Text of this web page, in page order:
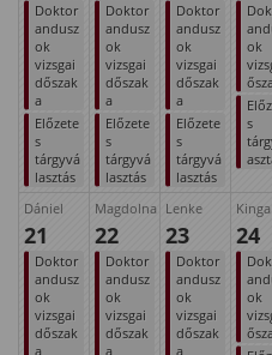
Doktor
andusz
ok
vizsgai
dőszak
a
Előzete
s
tárgyvá
lasztás
Doktor
andusz
ok
vizsgai
dőszak
a
Előzete
s
tárgyvá
lasztás
Doktor
andusz
ok
vizsgai
dőszak
a
Előzete
s
tárgyvá
lasztás
ok
s
Dániel
21
Doktor
andusz
ok
vizsgai
dőszak
a
Magdolna
22
Doktor
andusz
ok
vizsgai
dőszak
a
Lenke
23
Doktor
andusz
ok
vizsgai
dőszak
a
Kinga
24
ok